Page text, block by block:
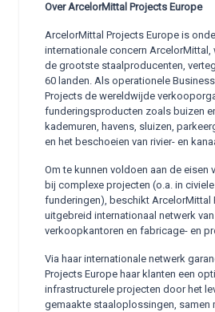
Over ArcelorMittal Projects Europe
ArcelorMittal Projects Europe is
internationale concern ArcelorMittal,
de grootste staalproducenten,
60 landen. Als operationele
Projects de wereldwijde
funderingsproducten zoals buizen
kademuren, havens, sluizen,
en het beschoeien van rivier- en
Om te kunnen voldoen aan de eisen
bij complexe projecten (o.a. in
funderingen), beschikt ArcelorMittal
uitgebreid internationaal netwerk
verkoopkantoren en fabricage- en
Via haar internationale netwerk
Projects Europe haar klanten een
infrastructurele projecten door het
gemaakte staaloplossingen, samen